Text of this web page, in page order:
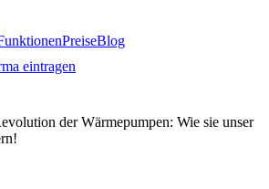
PreiseBlog
eintragen
der Wärmepumpen: Wie sie unser